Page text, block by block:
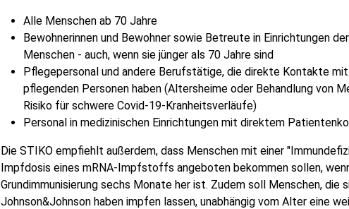
Alle Menschen ab 70 Jahre
Bewohnerinnen und Bewohner sowie Betreute in Einrichtungen
Menschen - auch, wenn sie jünger als 70 Jahre sind
Pflegepersonal und andere Berufstätige, die direkte Kontakte
pflegenden Personen haben (Altersheime oder Behandlung von
Risiko für schwere Covid-19-Kranheitsverläufe)
Personal in medizinischen Einrichtungen mit direktem
Die STIKO empfiehlt außerdem, dass Menschen mit einer
Impfdosis eines mRNA-Impfstoffs angeboten bekommen sollen,
Grundimmunisierung sechs Monate her ist. Zudem soll Menschen,
Johnson&Johnson haben impfen lassen, unabhängig vom Alter eine